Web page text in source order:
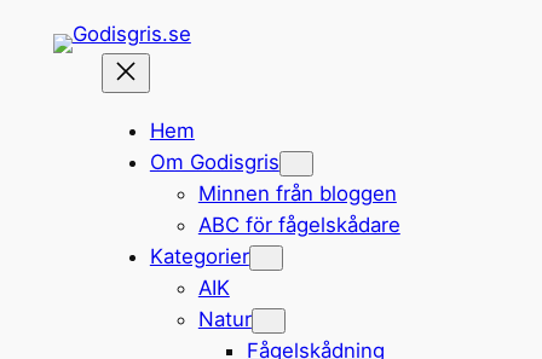
Hem
Om Godisgris
Minnen från bloggen
ABC för fågelskådare
Kategorier
AIK
Natur
Fågelskådning